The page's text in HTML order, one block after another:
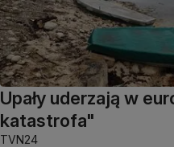
Upały uderzają w
katastrofa"
TVN24